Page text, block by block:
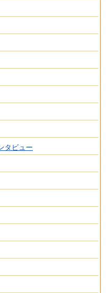
タビュー